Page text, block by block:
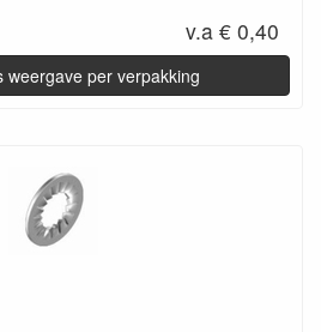
v.a € 0,40
weergave per verpakking